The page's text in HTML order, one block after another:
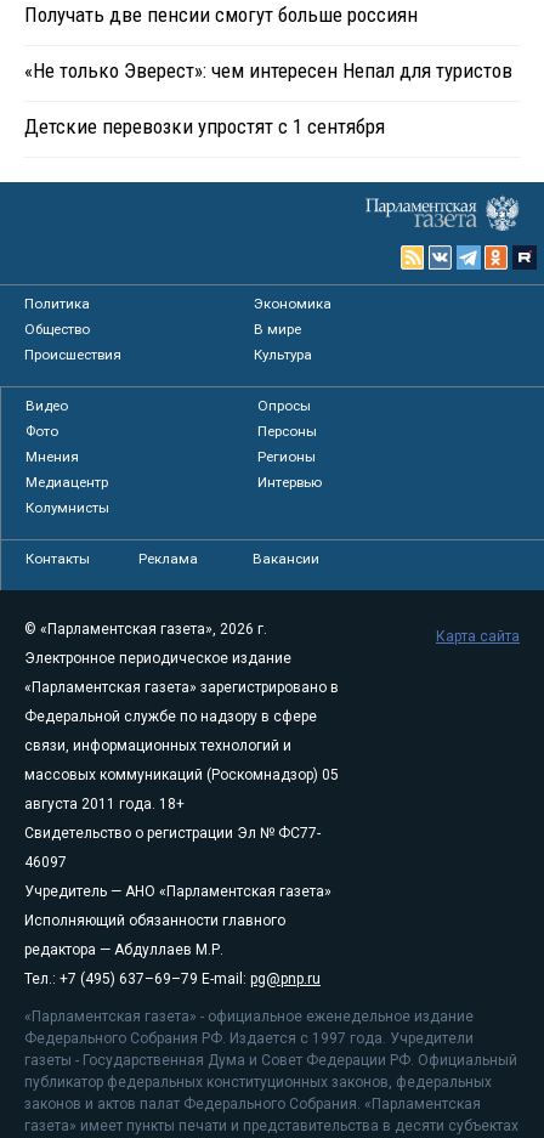
Получать две пенсии смогут больше россиян
«Не только Эверест»: чем интересен Непал для туристов
Детские перевозки упростят с 1 сентября
Политика
Экономика
Общество
В мире
Происшествия
Культура
Видео
Опросы
Фото
Персоны
Мнения
Регионы
Медиацентр
Интервью
Колумнисты
Контакты Реклама Вакансии
© «Парламентская газета», 2026 г.
Электронное периодическое издание
«Парламентская газета» зарегистрировано в
Федеральной службе по надзору в сфере
связи, информационных технологий и
массовых коммуникаций (Роскомнадзор) 05
августа 2011 года. 18+
Свидетельство о регистрации Эл № ФС77-
46097
Учредитель — АНО «Парламентская газета»
Исполняющий обязанности главного
редактора — Абдуллаев М.Р.
Тел.: +7 (495) 637–69–79 E-mail: pg@pnp.ru
«Парламентская газета» - официальное еженедельное издание
Федерального Собрания РФ. Издается с 1997 года. Учредители
газеты - Государственная Дума и Совет Федерации РФ. Официальный
публикатор федеральных конституционных законов, федеральных
законов и актов палат Федерального Собрания. «Парламентская
газета» имеет пункты печати и представительства в десяти субъектах
Карта сайта